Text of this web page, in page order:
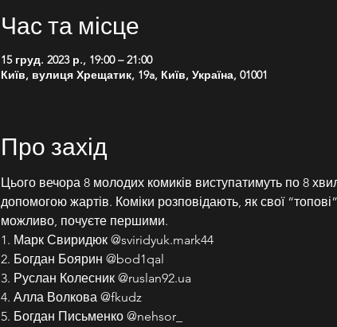
Час та місце
15 груд. 2023 р., 19:00 – 21:00
Київ, вулиця Хрещатик, 19a, Київ, Україна, 01001
Про захід
Цього вечора 8 молодих комиків виступатимуть по 8
допомогою жартів. Коміки розповідають, як свої
можливо, почуєте першими.
1. Марк Свиридюк @sviridyuk.mark44
2. Богдан Боярин @bod1qal
3. Руслан Колесник @ruslan92.ua
4. Алла Волкова @fkudz
5. Богдан Письменко @nehsor_